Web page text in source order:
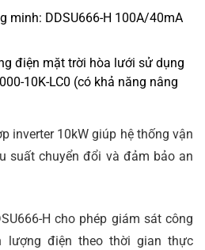
minh: DDSU666-H 100A/40mA
điện mặt trời hòa lưới sử dụng
10K-LC0 (có khả năng nâng
inverter 10kW giúp hệ thống vận
suất chuyển đổi và đảm bảo an
H cho phép giám sát công
lượng điện theo thời gian thực